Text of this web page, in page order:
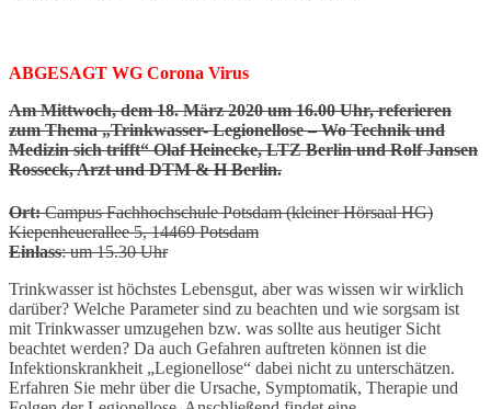
ABGESAGT WG Corona Virus
Am Mittwoch, dem 18. März 2020 um 16.00 Uhr, referieren
zum Thema „Trinkwasser- Legionellose – Wo Technik und
Medizin sich trifft“ Olaf Heinecke, LTZ Berlin und Rolf Jansen
Rosseck, Arzt und DTM & H Berlin.
Ort:Campus Fachhochschule Potsdam (kleiner Hörsaal HG)
Kiepenheuerallee 5, 14469 Potsdam
Einlass: um 15.30 Uhr
Trinkwasser ist höchstes Lebensgut, aber was wissen wir wirklich
darüber? Welche Parameter sind zu beachten und wie sorgsam ist
mit Trinkwasser umzugehen bzw. was sollte aus heutiger Sicht
beachtet werden? Da auch Gefahren auftreten können ist die
Infektionskrankheit „Legionellose“ dabei nicht zu unterschätzen.
Erfahren Sie mehr über die Ursache, Symptomatik, Therapie und